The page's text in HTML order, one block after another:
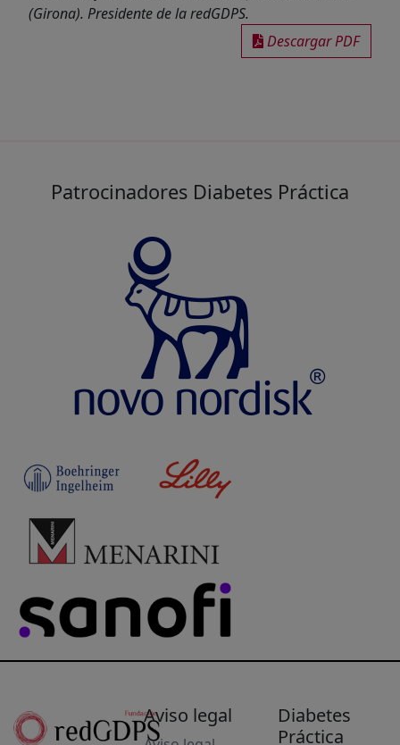
(Girona). Presidente de la redGDPS.
Descargar PDF
Patrocinadores Diabetes Práctica
Aviso legal
Diabetes
Práctica